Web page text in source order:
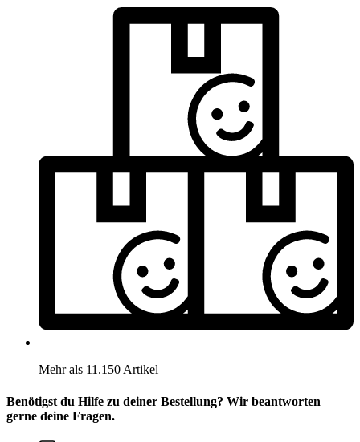
Mehr als 11.150 Artikel
Benötigst du Hilfe zu deiner Bestellung? Wir beantworten
gerne deine Fragen.